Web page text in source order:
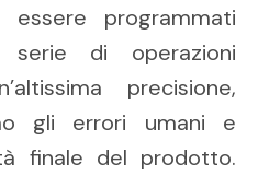
essere programmati
di operazioni
precisione,
gli errori umani e
finale del prodotto.